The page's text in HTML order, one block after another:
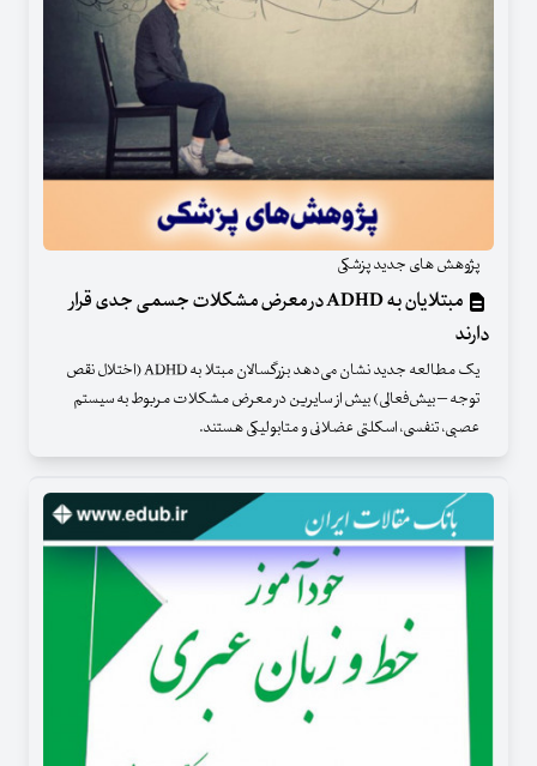
پژوهش های جدید پزشکی
مبتلایان به ADHD در معرض مشکلات جسمی جدی قرار
دارند
یک مطالعه جدید نشان می‌دهد بزرگسالان مبتلا به ADHD (اختلال نقص
توجه – بیش‌فعالی) بیش از سایرین در معرض مشکلات مربوط به سیستم
عصبی، ‌تنفسی، ‌اسکلتی عضلانی و متابولیکی هستند.